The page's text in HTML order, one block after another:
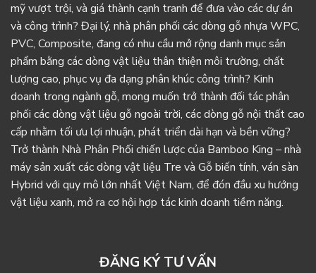
mỹ vượt trội, và giá thành cạnh tranh để đưa vào các dự án
và công trình? Đại lý, nhà phân phối các dòng gỗ nhựa WPC,
PVC, Composite, đang có nhu cầu mở rộng danh mục sản
phẩm bằng các dòng vật liệu thân thiện môi trường, chất
lượng cao, phục vụ đa dạng phân khúc công trình? Kinh
doanh trong ngành gỗ, mong muốn trở thành đối tác phân
phối các dòng vật liệu gỗ ngoài trời, các dòng gỗ nội thất cao
cấp nhằm tối ưu lợi nhuận, phát triển dài hạn và bền vững?
Trở thành Nhà Phân Phối chiến lược của Bamboo King – nhà
máy sản xuất các dòng vật liệu Tre và Gỗ biến tính, ván sàn
Hybrid với quy mô lớn nhất Việt Nam, để đón đầu xu hướng
vật liệu xanh, mở ra cơ hội hợp tác kinh doanh tiềm năng.
ĐĂNG KÝ TƯ VẤN